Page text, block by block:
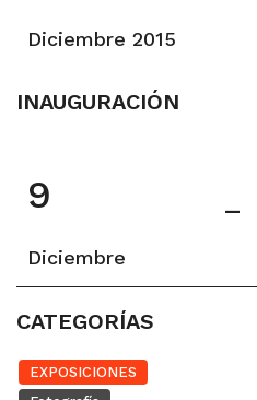
Diciembre 2015
INAUGURACIÓN
9
Diciembre
–
CATEGORÍAS
EXPOSICIONES